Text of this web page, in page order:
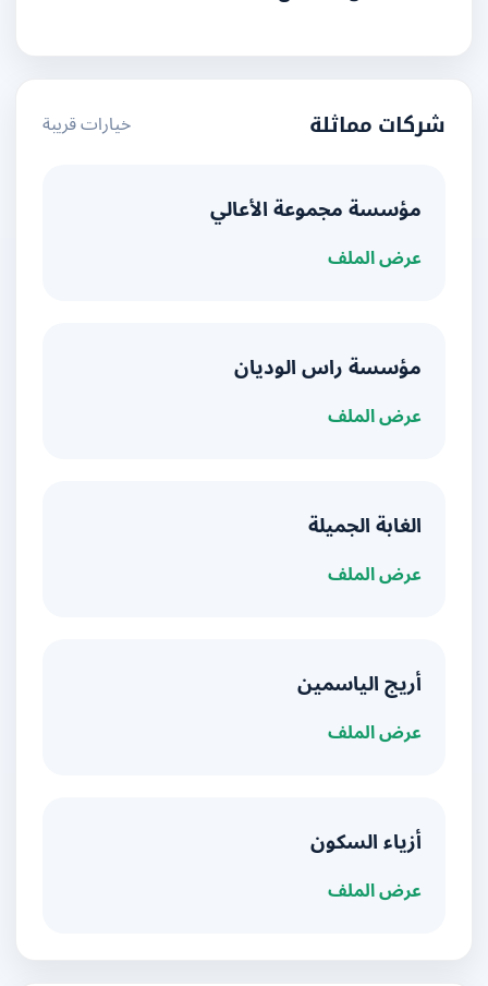
شركات مماثلة خيارات قريبة
مؤسسة مجموعة الأعالي
عرض الملف
مؤسسة راس الوديان
عرض الملف
الغابة الجميلة
عرض الملف
أريج الياسمين
عرض الملف
أزياء السكون
عرض الملف